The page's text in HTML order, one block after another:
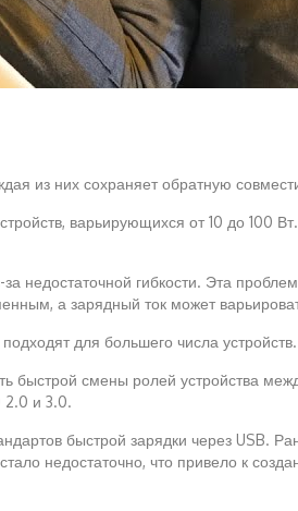
из них сохраняет обратную
варьирующихся от 10 до 100
за недостаточной гибкости. Эта
а зарядный ток может
для большего числа устройств.
быстрой смены ролей устройства
2.0 и 3.0.
быстрой зарядки через
недостаточно, что привело к